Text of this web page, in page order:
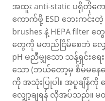
အထူး anti-static ပရိုတိုက
ကောက်ဖို့ ESD ဘေးကင်းတဲ့
brushes နဲ့ HEPA filter
တွေကို မတည်ငြိမ်စေဘဲ လျှေ
pH မညီမျှသော သန့်ရှင်းရ
သော (ဘယ်တော့မှ စိမ်မနေ
ကို အသုံးပြုပါ။ အပူချိန်ကို
လျှော့ချရန် လိုအပ်သည်။ မ